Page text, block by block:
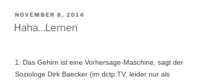
VERÖFFENTLICHT
AM
NOVEMBER 8, 2014
Haha…Lernen
1. Das Gehirn ist eine Vorhersage-Maschine, sagt der
Soziologe Dirk Baecker (im dctp.TV, leider nur als